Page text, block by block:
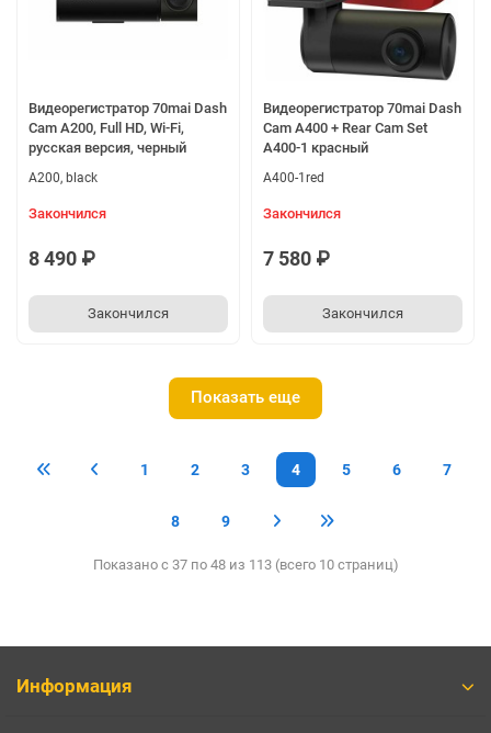
Видеорегистратор 70mai Dash
Cam A200, Full HD, Wi-Fi,
русская версия, черный
A200, black
Закончился
8 490 ₽
Закончился
Видеорегистратор 70mai Dash
Cam A400 + Rear Cam Set
A400-1 красный
A400-1red
Закончился
7 580 ₽
Закончился
Показать еще
1 2 3 4 5 6 7
8 9
Показано с 37 по 48 из 113 (всего 10 страниц)
Информация